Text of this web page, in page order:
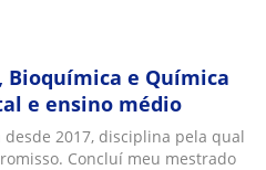
Bioquímica e Química
e ensino médio
2017, disciplina pela qual
Concluí meu mestrado